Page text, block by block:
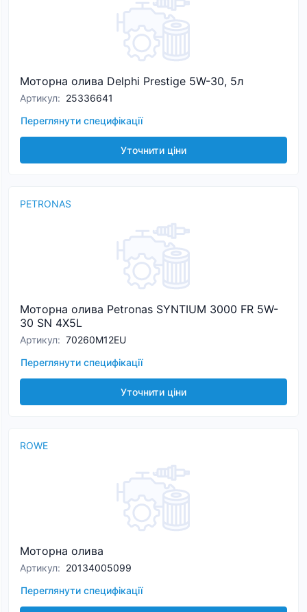
Моторна олива Delphi Prestige 5W-30, 5л
Артикул: 25336641
Переглянути специфікації
Уточнити ціни
PETRONAS
Моторна олива Petronas SYNTIUM 3000 FR 5W-
30 SN 4X5L
Артикул: 70260M12EU
Переглянути специфікації
Уточнити ціни
ROWE
Моторна олива
Артикул: 20134005099
Переглянути специфікації